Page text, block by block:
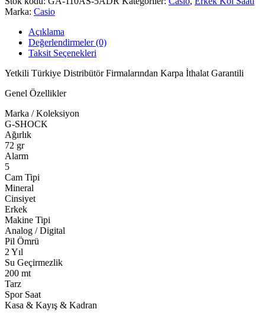
Marka: Casio
Açıklama
Değerlendirmeler (0)
Taksit Seçenekleri
Yetkili Türkiye Distribütör Firmalarından Karpa İthalat Garantili
Genel Özellikler
Marka / Koleksiyon
G-SHOCK
Ağırlık
72 gr
Alarm
5
Cam Tipi
Mineral
Cinsiyet
Erkek
Makine Tipi
Analog / Digital
Pil Ömrü
2 Yıl
Su Geçirmezlik
200 mt
Tarz
Spor Saat
Kasa & Kayış & Kadran